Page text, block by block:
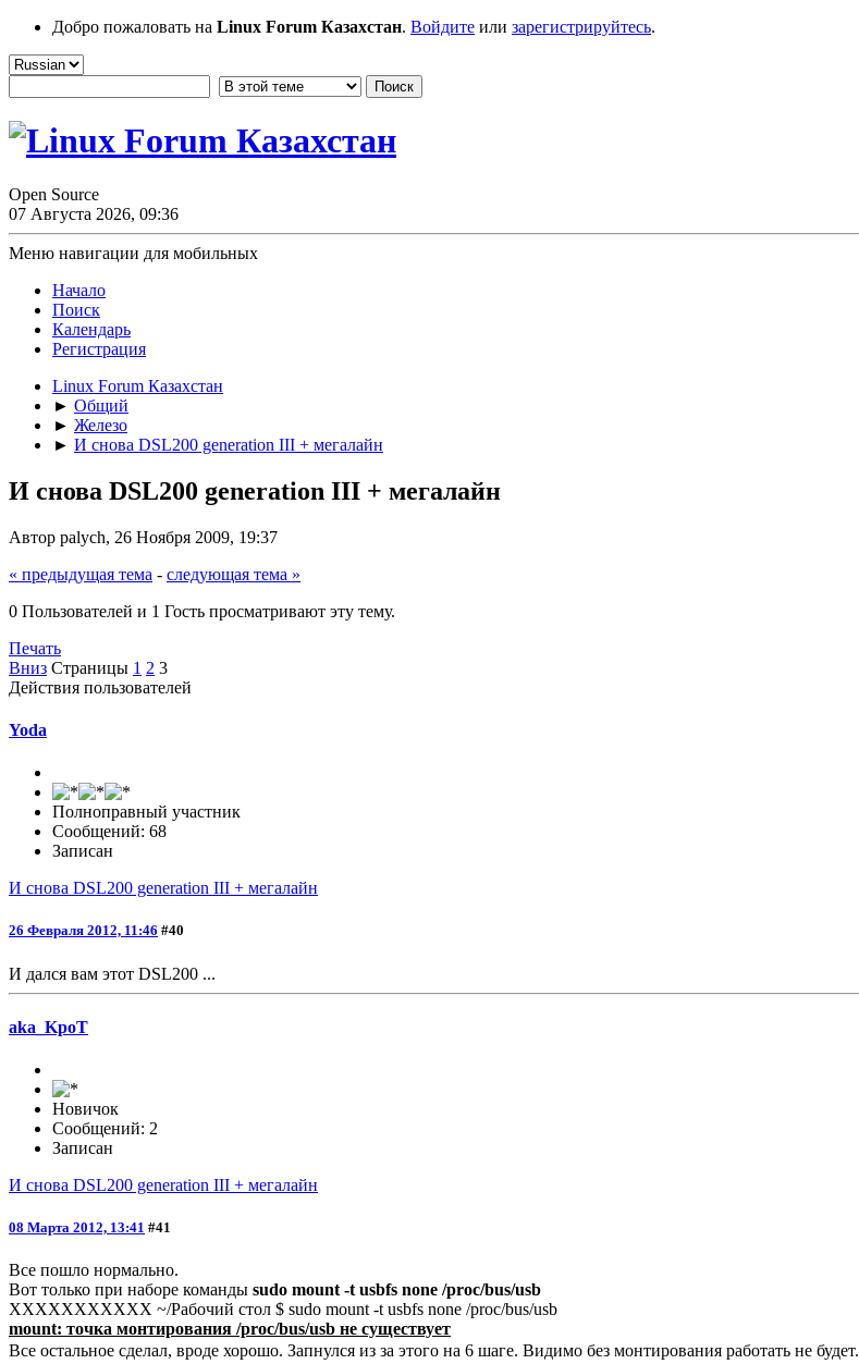
Добро пожаловать на Linux Forum Казахстан. Войдите или зарегистрируйтесь.
Open Source
07 Августа 2026, 09:36
Меню навигации для мобильных
Начало
Поиск
Календарь
Регистрация
Linux Forum Казахстан
► Общий
► Железо
► И снова DSL200 generation III + мегалайн
И снова DSL200 generation III + мегалайн
Автор palych, 26 Ноября 2009, 19:37
« предыдущая тема - следующая тема »
0 Пользователей и 1 Гость просматривают эту тему.
Печать
Вниз Страницы 1 2 3
Действия пользователей
Yoda
Полноправный участник
Сообщений: 68
Записан
И снова DSL200 generation III + мегалайн
26 Февраля 2012, 11:46 #40
И дался вам этот DSL200 ...
aka_KpoT
Новичок
Сообщений: 2
Записан
И снова DSL200 generation III + мегалайн
08 Марта 2012, 13:41 #41
Все пошло нормально.
Вот только при наборе команды sudo mount -t usbfs none /proc/bus/usb
ХХХХХХХХХХХ ~/Рабочий стол $ sudo mount -t usbfs none /proc/bus/usb
mount: точка монтирования /proc/bus/usb не существует
Все остальное сделал, вроде хорошо. Запнулся из за этого на 6 шаге. Видимо без монтирования работать не будет.